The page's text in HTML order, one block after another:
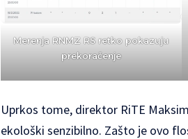
Merenja RNMZ RS retko pokazuju
prekoračenje
Uprkos tome, direktor RiTE
ekološki senzibilno. Zašto je ovo